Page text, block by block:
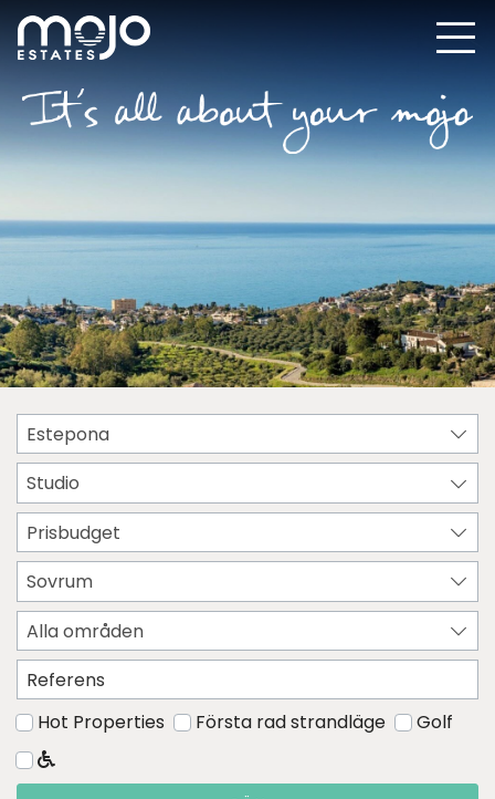
Estepona
Studio
Prisbudget
Sovrum
Alla områden
Hot Properties Första rad strandläge Golf